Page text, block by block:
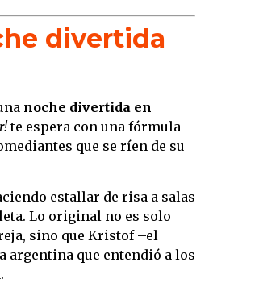
divertida
noche divertida en
te espera con una fórmula
que se ríen de su
estallar de risa a salas
Lo original no es solo
sino que Kristof –el
argentina que entendió a los